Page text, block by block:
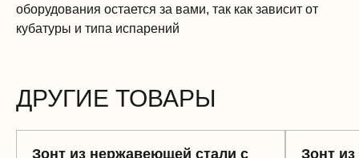
оборудования остается за вами, так как зависит от
кубатуры и типа испарений
ДРУГИЕ ТОВАРЫ
Зонт из нержавеющей стали с
Зонт